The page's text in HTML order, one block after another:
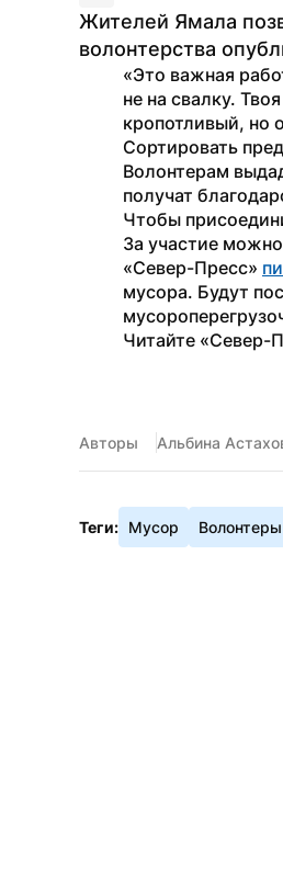
Жителей Ямала
волонтерства
«Это важная
не на свалку.
кропотливый, но
Сортировать
Волонтерам
получат
Чтобы
За участие
«Север-Пресс»
мусора. Будут
Читайте «Север-
Авторы Альбина
Теги: Мусор Волонтеры